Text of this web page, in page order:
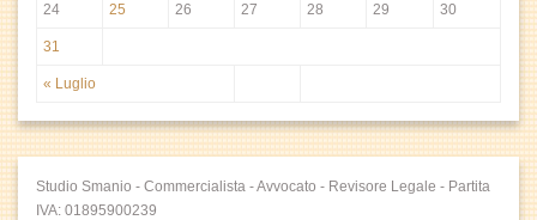
« Luglio
24 25 26 27 28 29 30
31
Studio Smanio - Commercialista - Avvocato - Revisore Legale - Partita
IVA: 01895900239